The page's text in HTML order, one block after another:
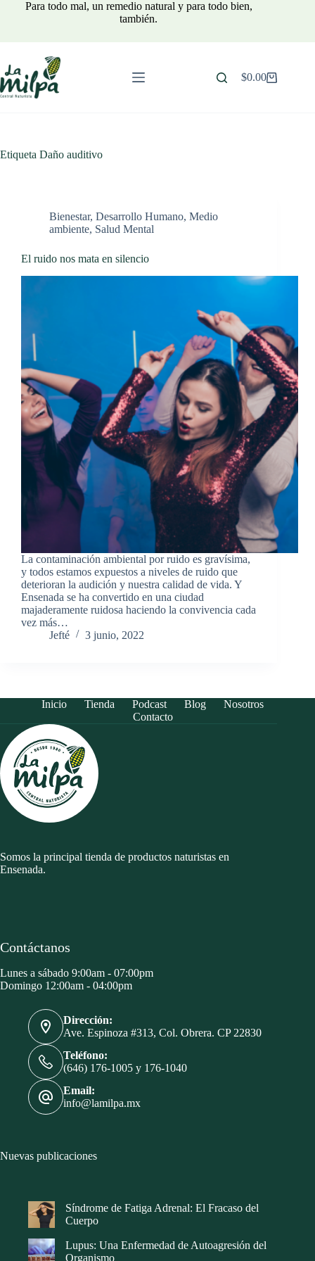
Para todo mal, un remedio natural y para todo bien,
también.
Carro
$0.00
Etiqueta Daño auditivo
Bienestar, Desarrollo Humano, Medio
ambiente, Salud Mental
El ruido nos mata en silencio
La contaminación ambiental por ruido es gravísima,
y todos estamos expuestos a niveles de ruido que
deterioran la audición y nuestra calidad de vida. Y
Ensenada se ha convertido en una ciudad
majaderamente ruidosa haciendo la convivencia cada
vez más…
Jefté
3 junio, 2022
Inicio Tienda Podcast Blog
Nosotros
Contacto
Somos la principal tienda de productos naturistas en
Ensenada.
Contáctanos
Lunes a sábado 9:00am - 07:00pm
Domingo 12:00am - 04:00pm
Dirección:
Ave. Espinoza #313, Col. Obrera. CP 22830
Teléfono:
(646) 176-1005 y 176-1040
Email:
info@lamilpa.mx
Nuevas publicaciones
Síndrome de Fatiga Adrenal: El Fracaso del
Cuerpo
Lupus: Una Enfermedad de Autoagresión del
Organismo